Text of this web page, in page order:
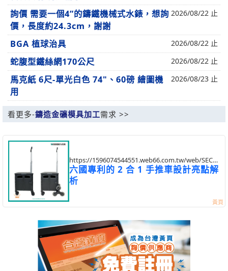
詢價 需要一個4”的鑄鐵機械式水錶，想詢
價，長度約24.3cm，謝謝
2026/08/22 止
BGA 植球治具 2026/08/22 止
蛇腹型鐵絲網170公尺 2026/08/22 止
馬克紙 6尺-單光白色 74"、60磅 繪圖機
用
2026/08/23 止
看更多-鑄造金礦模具加工需求 >>
https://1596074544551.web66.com.tw/web/SEC?
postId=1353582
六國專利的 2 合 1 手推車設計亮點解
析